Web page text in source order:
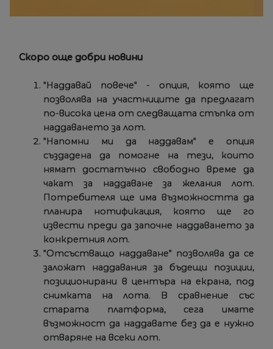
Скоро още добри новини
"Наддавай повече" - опция, която ще
позволява на участниците да предлагат
по-висока цена от следващата стъпка от
наддаването за лот.
"Напомни ми да наддавам" е опция
създадена да помогне на тези, които
нямат достатъчно свободно време да
чакат за наддаване за желания лот.
Потребителя ще има възможността да
планира нотификация, която ще го
извести преди да започне наддаването за
конкретния лот.
"Отсъстващо наддаване" позволява да се
заложат наддавания за бъдещи позиции,
позиционирани в центъра на екрана, под
снимката на лота. В сравнение със
старата платформа, сега имате
възможност да наддавате без да е нужно
отваряне на всеки лот.